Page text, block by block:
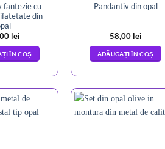
fantezie cu
din
lei
ÎN COȘ
Pandantiv din opal
58,00 lei
ADĂUGAȚI ÎN COȘ